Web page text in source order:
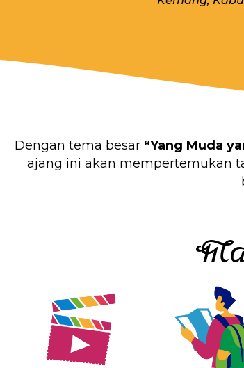
Dengan tema besar “Yang Muda
ajang ini akan mempertemukan